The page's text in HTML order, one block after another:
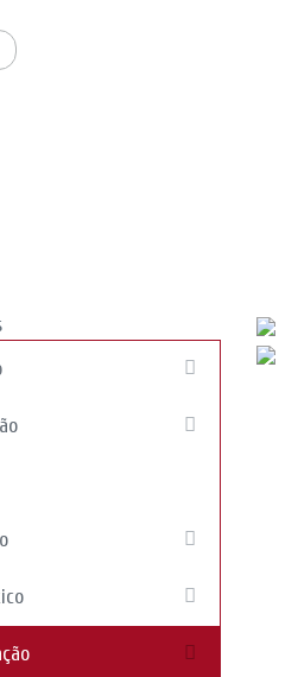
nosso site para melhorar o